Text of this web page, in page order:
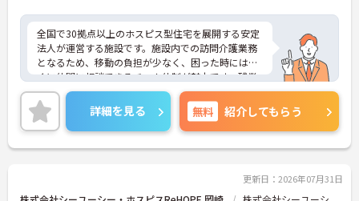
をつけて働くことができます。
・全社平均残業月5時間程度と、業界平均を大きく
下回る少ない残業時間を実現しています
・退職金制度（勤続3年以上）・保育手当・育児短
時間勤務・マインドフルネスプログラムなど、長期
的に安心して働き続けるための制度が充実していま
す
全国で30拠点以上のホスピス型住宅を展開する安定
法人が運営する施設です。施設内での訪問介護業務
となるため、移動の負担が少なく、困った時にはす
ぐに仲間に相談できるチーム体制が魅力です。残業
は全社平均残業月5時間程度と少なく、3日以上の連
続休暇で支援金が支給される独自の制度や、美容皮
膚科などの割引が受けられる福利厚生も充実してい
ます。ホスピスケアが初めてでも、充実した入社時
研修と資格取得支援制度を活用し、専門性を高めな
す。ご入居者さまの生きる喜びに寄り添いながらチ
ームで協力しながらより良いケアを提供したい方に
詳細を見る 無料 紹介してもらう
更新日：2026年07月31日